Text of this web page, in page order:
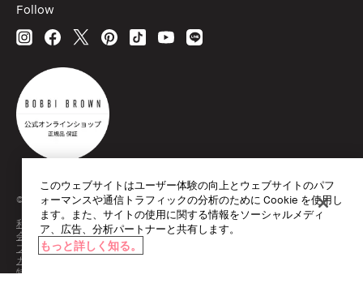
Follow
© Bobbi Brown Professional Cosmetics, Inc. All worldwide rights reserved.
利用規約
会員規約
プライバシーポリシー
カウンター プライバシーポリシー
特定商取引法に基づく表記
このウェブサイトはユーザー体験の向上とウェブサイトのパフ
ォーマンスや通信トラフィックの分析のために Cookie を使用し
ます。また、サイトの使用に関する情報をソーシャルメディ
ア、広告、分析パートナーと共有します。
もっと詳しく知る。